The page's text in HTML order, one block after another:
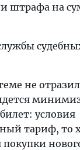
штрафа на
не
условия
тариф, то